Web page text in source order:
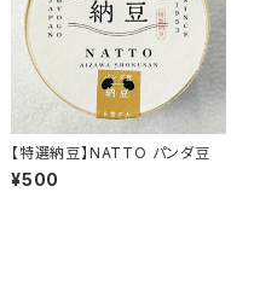
【特選納豆】NATTO パンダ豆
¥500